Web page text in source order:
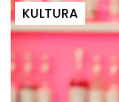
KULTURA